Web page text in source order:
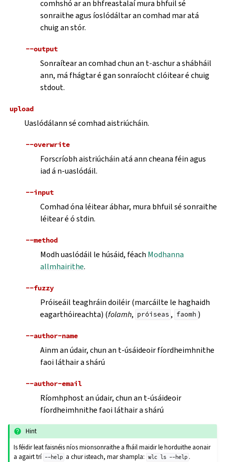
comhshó ar an bhfreastalaí mura bhfuil sé
sonraithe agus íoslódáltar an comhad mar atá
chuig an stór.
--output
Sonraítear an comhad chun an t-aschur a shábháil
ann, má fhágtar é gan sonraíocht clóitear é chuig
stdout.
upload
Uaslódálann sé comhad aistriúcháin.
--overwrite
Forscríobh aistriúcháin atá ann cheana féin agus
iad á n-uaslódáil.
--input
Comhad óna léitear ábhar, mura bhfuil sé sonraithe
léitear é ó stdin.
--method
Modh uaslódáil le húsáid, féach Modhanna
allmhairithe.
--fuzzy
Próiseáil teaghráin doiléir (marcáilte le haghaidh
eagarthóireachta) (folamh, próiseas , faomh )
--author-name
Ainm an údair, chun an t-úsáideoir fíordheimhnithe
faoi láthair a shárú
--author-email
Ríomhphost an údair, chun an t-úsáideoir
fíordheimhnithe faoi láthair a shárú
Hint
Is féidir leat faisnéis níos mionsonraithe a fháil maidir le horduithe aonair
a agairt trí --help a chur isteach, mar shampla: wlc ls --help .